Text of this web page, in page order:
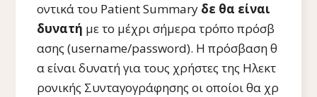
οντικά του Patient Summary δε θα είναι
δυνατή με το μέχρι σήμερα τρόπο πρόσβ
ασης (username/password). Η πρόσβαση θ
α είναι δυνατή για τους χρήστες της Ηλεκτ
ρονικής Συνταγογράφησης οι οποίοι θα χρ